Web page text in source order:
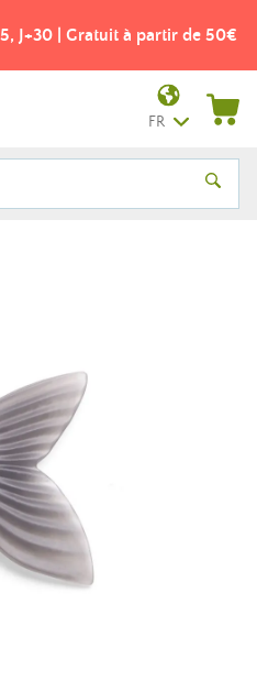
J+30 | Gratuit à partir de 50€
FR